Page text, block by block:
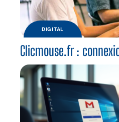
DIGITAL
Clicmouse.fr :